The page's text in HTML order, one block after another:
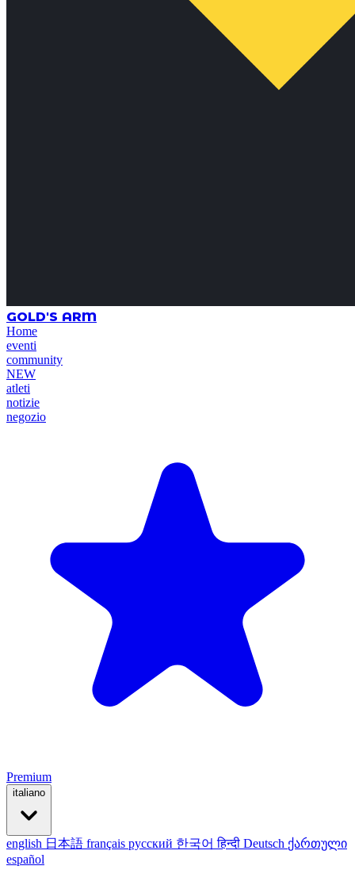
GOLD'S ARM
Home
eventi
community
NEW
atleti
notizie
negozio
Premium
italiano
english 日本語 français русский 한국어हिन्दी Deutsch ქართული
español